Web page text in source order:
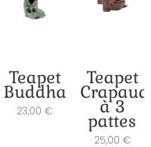
Teapet
Buddha
23,00 €
Teapet
Crapaud
à 3
pattes
25,00 €